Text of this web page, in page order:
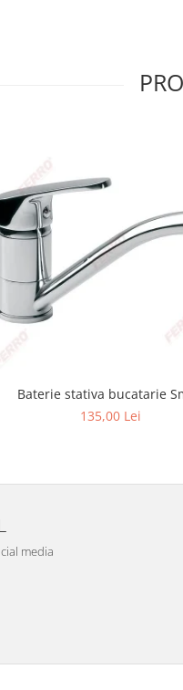
Baterie stativa bucatarie
135,00 Lei
media